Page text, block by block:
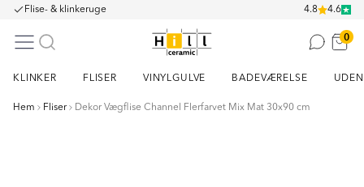
Flise- & klinkeruge 4.8 4.6
0
KLINKER FLISER VINYLGULVE BADEVÆRELSE
Hem Fliser Dekor Vægflise Channel Flerfarvet Mix Mat 30x90 cm